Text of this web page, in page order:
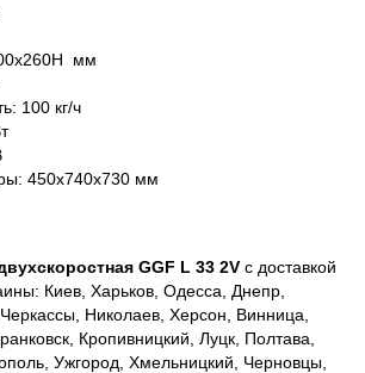
кг: 25
мм
100 кг/ч
450x740x730 мм
GGF L 33 2V с доставкой
Киев, Харьков, Одесса, Днепр,
Николаев, Херсон, Винница,
Кропивницкий, Луцк, Полтава,
Ужгород, Хмельницкий, Черновцы,